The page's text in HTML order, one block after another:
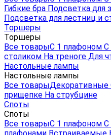
Гибкие бра Подсветка для
Подсветка для лестниц и
Торшеры
Торшеры
Все товарыС 1 плафоном С
столиком На треноге Для
Настольные лампы
Настольные лампы
Все товарыДекоративные
прищепке На струбцине
Споты
Споты
Все товарыС 1 плафоном С